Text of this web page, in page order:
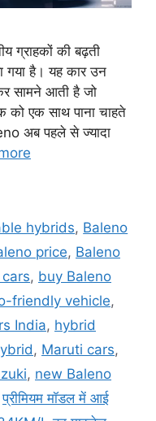
ग्राहकों की बढ़ती
गया है। यह कार उन
सामने आती है जो
एक साथ पाना चाहते
अब पहले से ज्यादा
hybrids, Baleno
price, Baleno
, buy Baleno
friendly vehicle,
India, hybrid
, Maruti cars,
, new Baleno
प्रीमियम मॉडल में आई